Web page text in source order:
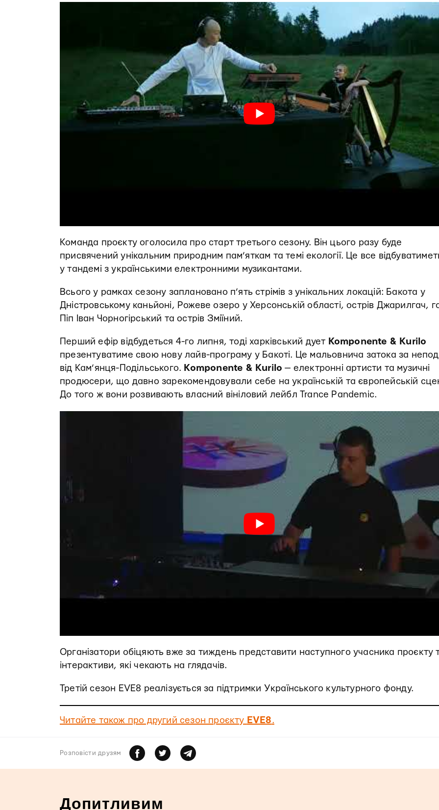
Команда проєкту оголосила про старт третього сезону. Він цього разу буде
присвячений унікальним природним пам’яткам та темі екології. Це все
у тандемі з українськими електронними музикантами.
Всього у рамках сезону заплановано п’ять стрімів з унікальних локацій: Бакота у
Дністровському каньйоні, Рожеве озеро у Херсонській області, острів Джарилгач,
Піп Іван Чорногірський та острів Зміїний.
Перший ефір відбудеться 4-го липня, тоді харківський дует Komponente & Kurilo
презентуватиме свою нову лайв-програму у Бакоті. Це мальовнича затока за
від Кам’янця-Подільського. Komponente & Kurilo — електронні артисти та музичні
продюсери, що давно зарекомендовували себе на українській та європейській
До того ж вони розвивають власний вініловий лейбл Trance Pandemic.
Організатори обіцяють вже за тиждень представити наступного учасника проєкту
інтерактиви, які чекають на глядачів.
Третій сезон EVE8 реалізується за підтримки Українського культурного фонду.
Читайте також про другий сезон проєкту EVE8.
Розповiсти друзям
Допитливим